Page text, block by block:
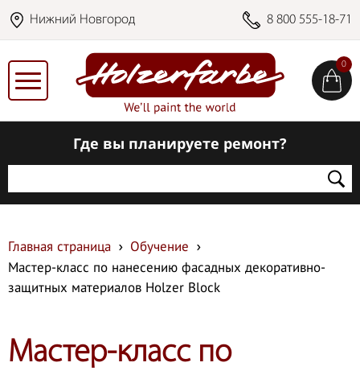
Нижний Новгород 8 800 555-18-71
0
Где вы планируете ремонт?
Главная страница
Обучение
Мастер-класс по нанесению фасадных декоративно-
защитных материалов Holzer Block
Мастер-класс по